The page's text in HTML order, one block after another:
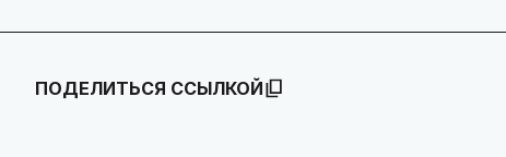
ПОДЕЛИТЬСЯ ССЫЛКОЙ